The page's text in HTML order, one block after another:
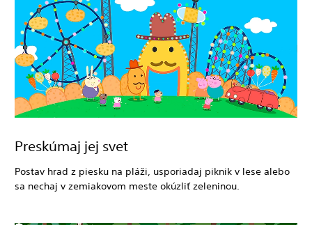
Preskúmaj jej svet
Postav hrad z piesku na pláži, usporiadaj piknik v lese alebo
sa nechaj v zemiakovom meste okúzliť zeleninou.